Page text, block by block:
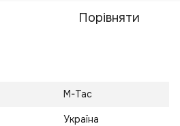
Порівняти
M-Tac
Україна